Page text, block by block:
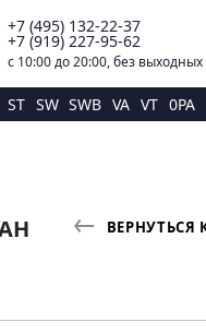
+7 (495) 132-22-37
+7 (919) 227-95-62
с 10:00 до 20:00, без выходных
ST SW SWB VA VT 0PA
ВЕРНУТЬСЯ